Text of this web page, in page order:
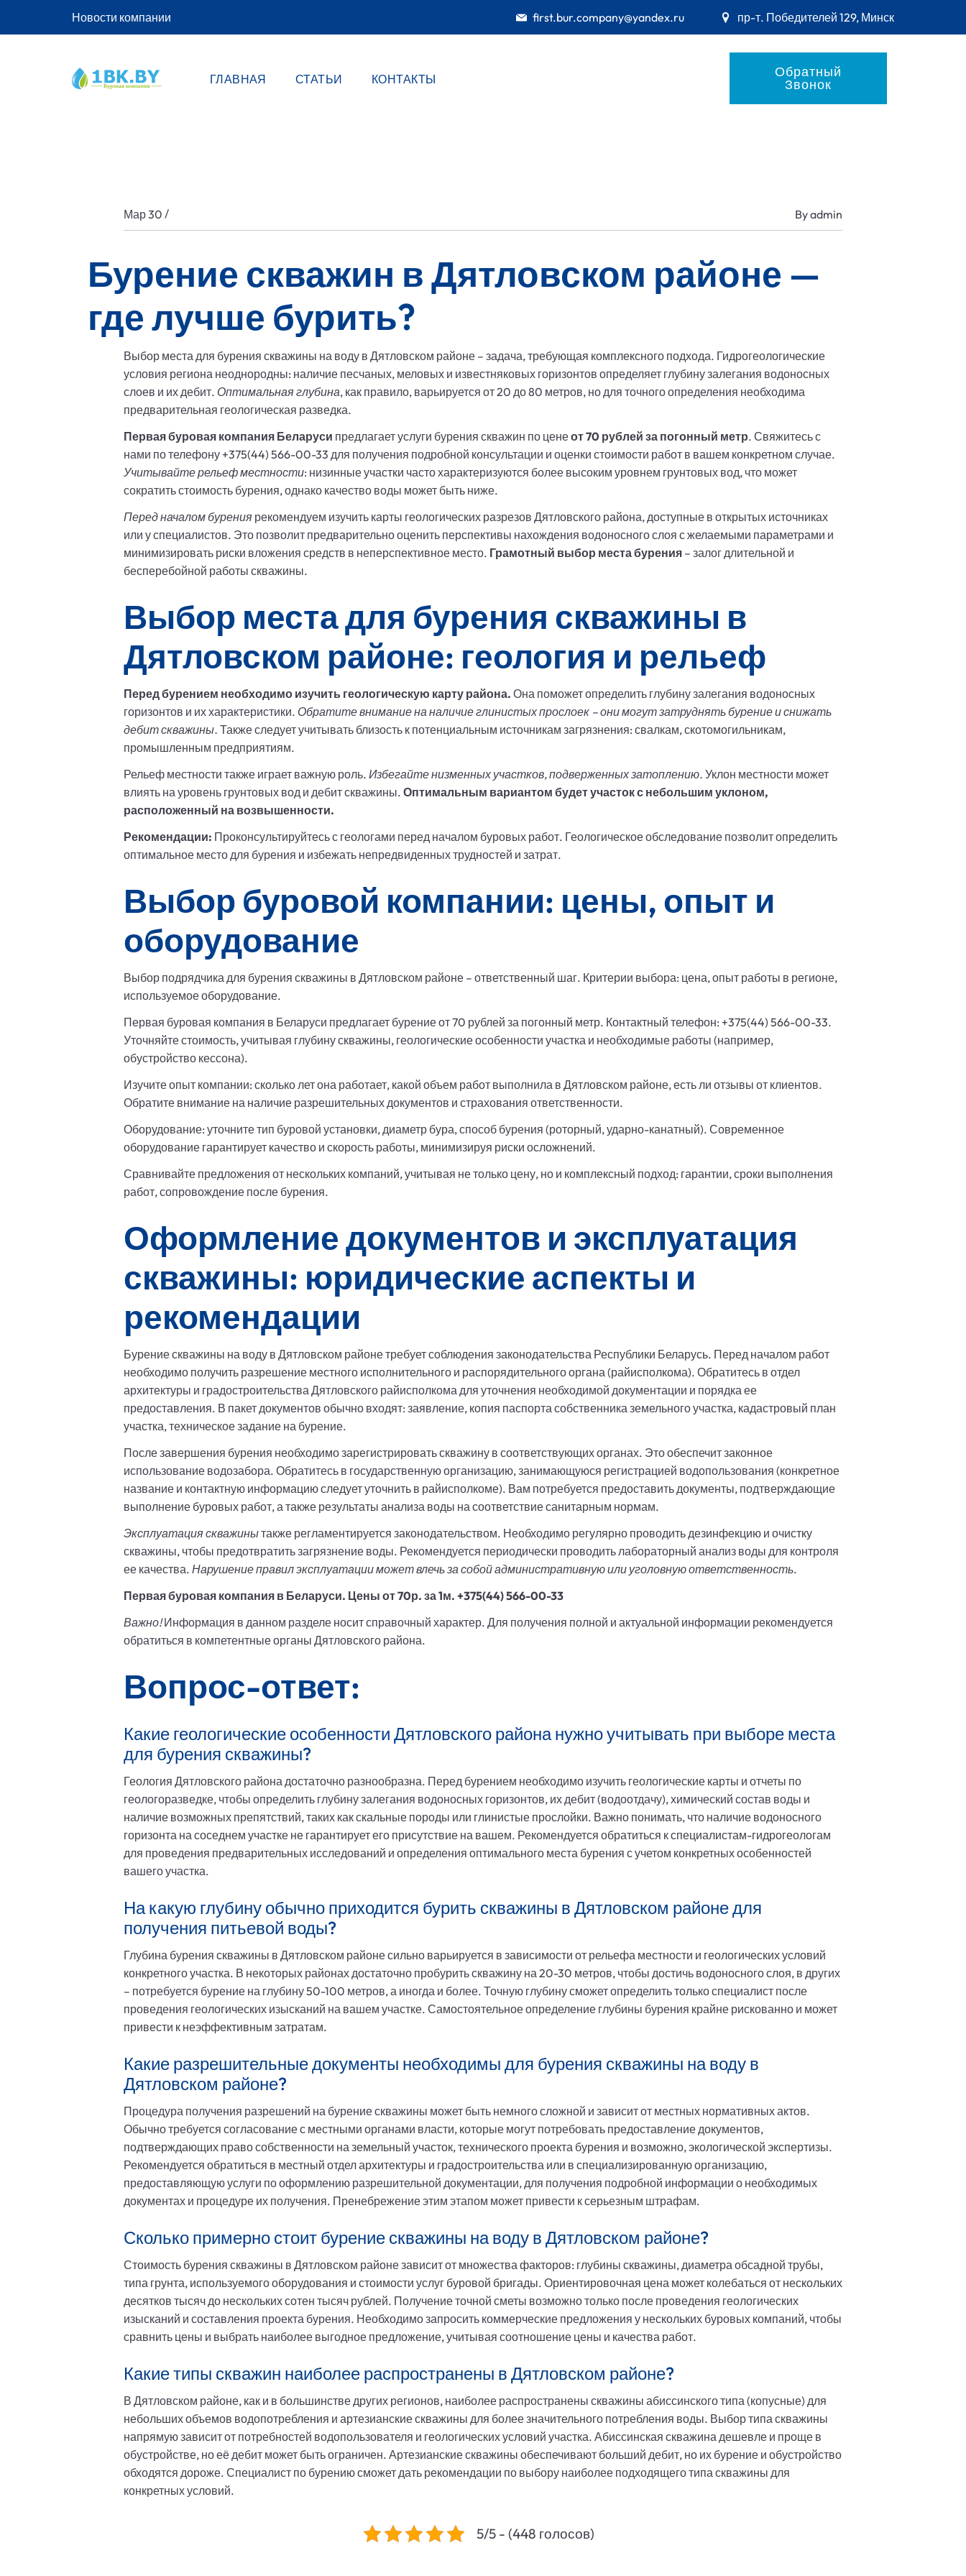
Новости компании first.bur.company@yandex.ru пр-т. Победителей 129, Минск
ГЛАВНАЯ СТАТЬИ КОНТАКТЫ Обратный
Звонок
Мар 30 / Byadmin
Бурение скважин в Дятловском районе —
где лучше бурить?
Выбор места для бурения скважины на воду в Дятловском районе – задача, требующая комплексного подхода. Гидрогеологические
условия региона неоднородны: наличие песчаных, меловых и известняковых горизонтов определяет глубину залегания водоносных
слоев и их дебит. Оптимальная глубина, как правило, варьируется от 20 до 80 метров, но для точного определения необходима
предварительная геологическая разведка.
Первая буровая компания Беларуси предлагает услуги бурения скважин по ценеот 70 рублей за погонный метр. Свяжитесь с
нами по телефону +375(44) 566-00-33 для получения подробной консультации и оценки стоимости работ в вашем конкретном случае.
Учитывайте рельеф местности: низинные участки часто характеризуются более высоким уровнем грунтовых вод, что может
сократить стоимость бурения, однако качество воды может быть ниже.
Перед началом бурения рекомендуем изучить карты геологических разрезов Дятловского района, доступные в открытых источниках
или у специалистов. Это позволит предварительно оценить перспективы нахождения водоносного слоя с желаемыми параметрами и
минимизировать риски вложения средств в неперспективное место. Грамотный выбор места бурения – залог длительной и
бесперебойной работы скважины.
Выбор места для бурения скважины в
Дятловском районе: геология и рельеф
Перед бурением необходимо изучить геологическую карту района. Она поможет определить глубину залегания водоносных
горизонтов и их характеристики. Обратите внимание на наличие глинистых прослоек – они могут затруднять бурение и снижать
дебит скважины. Также следует учитывать близость к потенциальным источникам загрязнения: свалкам, скотомогильникам,
промышленным предприятиям.
Рельеф местности также играет важную роль. Избегайте низменных участков, подверженных затоплению. Уклон местности может
влиять на уровень грунтовых вод и дебит скважины. Оптимальным вариантом будет участок с небольшим уклоном,
расположенный на возвышенности.
Рекомендации: Проконсультируйтесь с геологами перед началом буровых работ. Геологическое обследование позволит определить
оптимальное место для бурения и избежать непредвиденных трудностей и затрат.
Выбор буровой компании: цены, опыт и
оборудование
Выбор подрядчика для бурения скважины в Дятловском районе – ответственный шаг. Критерии выбора: цена, опыт работы в регионе,
используемое оборудование.
Первая буровая компания в Беларуси предлагает бурение от 70 рублей за погонный метр. Контактный телефон: +375(44) 566-00-33.
Уточняйте стоимость, учитывая глубину скважины, геологические особенности участка и необходимые работы (например,
обустройство кессона).
Изучите опыт компании: сколько лет она работает, какой объем работ выполнила в Дятловском районе, есть ли отзывы от клиентов.
Обратите внимание на наличие разрешительных документов и страхования ответственности.
Оборудование: уточните тип буровой установки, диаметр бура, способ бурения (роторный, ударно-канатный). Современное
оборудование гарантирует качество и скорость работы, минимизируя риски осложнений.
Сравнивайте предложения от нескольких компаний, учитывая не только цену, но и комплексный подход: гарантии, сроки выполнения
работ, сопровождение после бурения.
Оформление документов и эксплуатация
скважины: юридические аспекты и
рекомендации
Бурение скважины на воду в Дятловском районе требует соблюдения законодательства Республики Беларусь. Перед началом работ
необходимо получить разрешение местного исполнительного и распорядительного органа (райисполкома). Обратитесь в отдел
архитектуры и градостроительства Дятловского райисполкома для уточнения необходимой документации и порядка ее
предоставления. В пакет документов обычно входят: заявление, копия паспорта собственника земельного участка, кадастровый план
участка, техническое задание на бурение.
После завершения бурения необходимо зарегистрировать скважину в соответствующих органах. Это обеспечит законное
использование водозабора. Обратитесь в государственную организацию, занимающуюся регистрацией водопользования (конкретное
название и контактную информацию следует уточнить в райисполкоме). Вам потребуется предоставить документы, подтверждающие
выполнение буровых работ, а также результаты анализа воды на соответствие санитарным нормам.
Эксплуатация скважинытакже регламентируется законодательством. Необходимо регулярно проводить дезинфекцию и очистку
скважины, чтобы предотвратить загрязнение воды. Рекомендуется периодически проводить лабораторный анализ воды для контроля
ее качества. Нарушение правил эксплуатации может влечь за собой административную или уголовную ответственность.
Первая буровая компания в Беларуси. Цены от 70р. за 1м. +375(44) 566-00-33
Важно!Информация в данном разделе носит справочный характер. Для получения полной и актуальной информации рекомендуется
обратиться в компетентные органы Дятловского района.
Вопрос-ответ:
Какие геологические особенности Дятловского района нужно учитывать при выборе места
для бурения скважины?
Геология Дятловского района достаточно разнообразна. Перед бурением необходимо изучить геологические карты и отчеты по
геологоразведке, чтобы определить глубину залегания водоносных горизонтов, их дебит (водоотдачу), химический состав воды и
наличие возможных препятствий, таких как скальные породы или глинистые прослойки. Важно понимать, что наличие водоносного
горизонта на соседнем участке не гарантирует его присутствие на вашем. Рекомендуется обратиться к специалистам-гидрогеологам
для проведения предварительных исследований и определения оптимального места бурения с учетом конкретных особенностей
вашего участка.
На какую глубину обычно приходится бурить скважины в Дятловском районе для
получения питьевой воды?
Глубина бурения скважины в Дятловском районе сильно варьируется в зависимости от рельефа местности и геологических условий
конкретного участка. В некоторых районах достаточно пробурить скважину на 20-30 метров, чтобы достичь водоносного слоя, в других
– потребуется бурение на глубину 50-100 метров, а иногда и более. Точную глубину сможет определить только специалист после
проведения геологических изысканий на вашем участке. Самостоятельное определение глубины бурения крайне рискованно и может
привести к неэффективным затратам.
Какие разрешительные документы необходимы для бурения скважины на воду в
Дятловском районе?
Процедура получения разрешений на бурение скважины может быть немного сложной и зависит от местных нормативных актов.
Обычно требуется согласование с местными органами власти, которые могут потребовать предоставление документов,
подтверждающих право собственности на земельный участок, технического проекта бурения и возможно, экологической экспертизы.
Рекомендуется обратиться в местный отдел архитектуры и градостроительства или в специализированную организацию,
предоставляющую услуги по оформлению разрешительной документации, для получения подробной информации о необходимых
документах и процедуре их получения. Пренебрежение этим этапом может привести к серьезным штрафам.
Сколько примерно стоит бурение скважины на воду в Дятловском районе?
Стоимость бурения скважины в Дятловском районе зависит от множества факторов: глубины скважины, диаметра обсадной трубы,
типа грунта, используемого оборудования и стоимости услуг буровой бригады. Ориентировочная цена может колебаться от нескольких
десятков тысяч до нескольких сотен тысяч рублей. Получение точной сметы возможно только после проведения геологических
изысканий и составления проекта бурения. Необходимо запросить коммерческие предложения у нескольких буровых компаний, чтобы
сравнить цены и выбрать наиболее выгодное предложение, учитывая соотношение цены и качества работ.
Какие типы скважин наиболее распространены в Дятловском районе?
В Дятловском районе, как и в большинстве других регионов, наиболее распространены скважины абиссинского типа (копусные) для
небольших объемов водопотребления и артезианские скважины для более значительного потребления воды. Выбор типа скважины
напрямую зависит от потребностей водопользователя и геологических условий участка. Абиссинская скважина дешевле и проще в
обустройстве, но её дебит может быть ограничен. Артезианские скважины обеспечивают больший дебит, но их бурение и обустройство
обходятся дороже. Специалист по бурению сможет дать рекомендации по выбору наиболее подходящего типа скважины для
конкретных условий.
5/5 - (448 голосов)